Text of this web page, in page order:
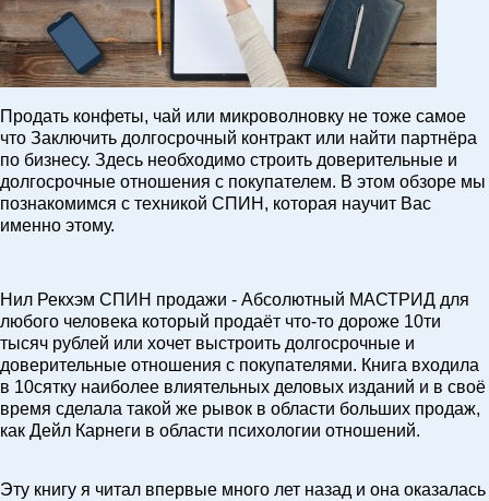
Продать конфеты, чай или микроволновку не тоже самое
что Заключить долгосрочный контракт или найти партнёра
по бизнесу. Здесь необходимо строить доверительные и
долгосрочные отношения с покупателем. В этом обзоре мы
познакомимся с техникой СПИН, которая научит Вас
именно этому.
Нил Рекхэм СПИН продажи - Абсолютный МАСТРИД для
любого человека который продаёт что-то дороже 10ти
тысяч рублей или хочет выстроить долгосрочные и
доверительные отношения с покупателями. Книга входила
в 10сятку наиболее влиятельных деловых изданий и в своё
время сделала такой же рывок в области больших продаж,
как Дейл Карнеги в области психологии отношений.
Эту книгу я читал впервые много лет назад и она оказалась